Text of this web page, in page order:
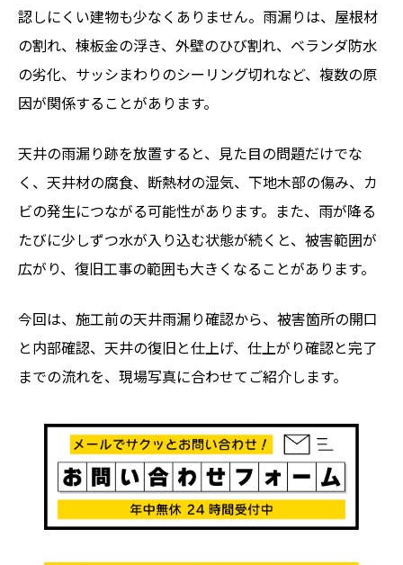
認しにくい建物も少なくありません。雨漏りは、屋根材
の割れ、棟板金の浮き、外壁のひび割れ、ベランダ防水
の劣化、サッシまわりのシーリング切れなど、複数の原
因が関係することがあります。
天井の雨漏り跡を放置すると、見た目の問題だけでな
く、天井材の腐食、断熱材の湿気、下地木部の傷み、カ
ビの発生につながる可能性があります。また、雨が降る
たびに少しずつ水が入り込む状態が続くと、被害範囲が
広がり、復旧工事の範囲も大きくなることがあります。
今回は、施工前の天井雨漏り確認から、被害箇所の開口
と内部確認、天井の復旧と仕上げ、仕上がり確認と完了
までの流れを、現場写真に合わせてご紹介します。